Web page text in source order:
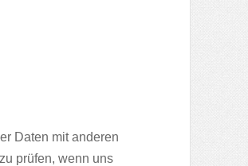
Daten mit anderen
prüfen, wenn uns